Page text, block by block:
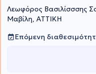
εξέλιξη των περιστατικών.
της ιατρικής πράξης, για
Λεωφόρος Βασιλίσσσης
Μαβίλη, ΑΤΤΙΚΗ
Επόμενη